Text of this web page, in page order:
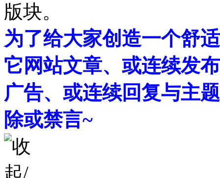
版块。
为了给大家创造一个舒
它网站文章、或连续发
广告、或连续回复与主
除或禁言~